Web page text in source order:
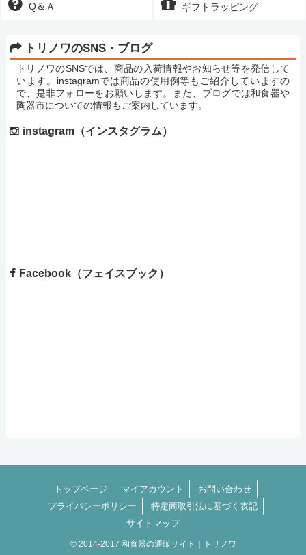
Q＆Ａ ギフトラッピング
トリノワのSNS・ブログ
トリノワのSNSでは、商品の入荷情報やお知らせ等を発信して
います。instagramでは商品の使用例等もご紹介していますの
で、是非フォローをお願いします。また、ブログでは和食器や
陶器市についての情報もご案内しています。
instagram（インスタグラム）
Facebook（フェイスブック）
トップページ マイアカウント
お問い合わせ
プライバシーポリシー
特定商取引法に基づく表記
サイトマップ
© 2014-2017 和食器の通販サイト｜トリノワ